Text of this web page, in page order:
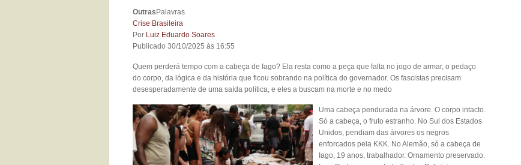
Outras Palavras
Crise Brasileira
Por Luiz Eduardo Soares
Publicado 30/10/2025 às 16:55
Quem perderá tempo com a cabeça de Iago? Ela resta como a peça que falta no jogo de armar, o pedaço
do corpo, da lógica e da história que ficou sobrando na política do governador. Os fascistas precisam
desesperadamente de uma saída política, e eles a buscam na morte e no medo
Uma cabeça pendurada na árvore. O corpo intacto.
Só a cabeça, o fruto estranho. No Sul dos Estados
Unidos, pendiam das árvores os negros
enforcados pela KKK. No Alemão, só a cabeça de
Iago, 19 anos, trabalhador. Ornamento preservado.